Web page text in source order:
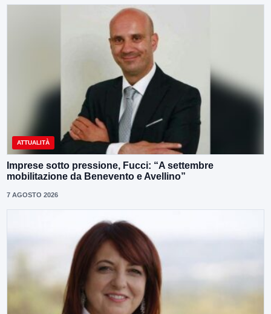
ATTUALITÀ
Imprese sotto pressione, Fucci: “A settembre
mobilitazione da Benevento e Avellino”
7 AGOSTO 2026